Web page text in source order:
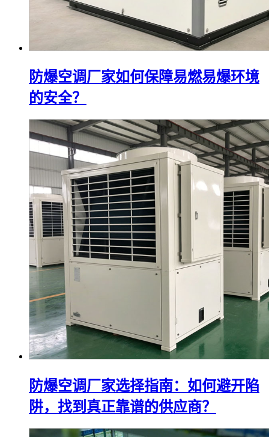
防爆空调厂家如何保障易燃易爆环境
的安全？
防爆空调厂家选择指南：如何避开陷
阱，找到真正靠谱的供应商？